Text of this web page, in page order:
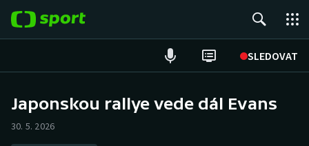
SLEDOVAT
Hokej
Japonskou rallye vede dál Evans
30. 5. 2026